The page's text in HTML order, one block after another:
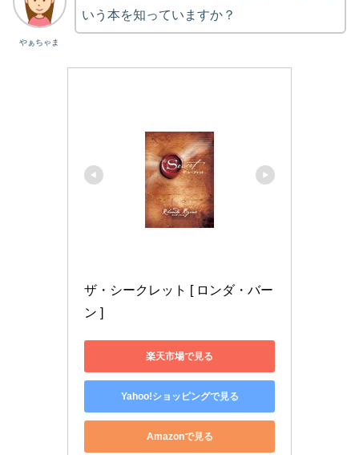
やぁちゃま
いう本を知っていますか？
ザ・シークレット [ ロンダ・バー
ン ]
楽天市場で見る
Yahoo!ショッピングで見る
Amazonで見る